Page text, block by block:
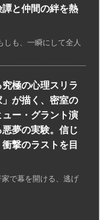
と仲間の絆を熱
も、一瞬にして全人
極の心理スリラ
が描く、密室の
ー・グラント演
夢の実験。信じ
撃のラストを目
で幕を開ける、逃げ